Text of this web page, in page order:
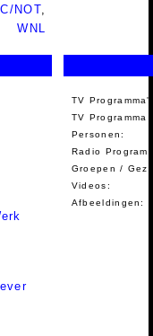
NOT
WNL
TV
TV Programma
Personen:
Radio
Groepen /
Videos:
Afbeeldingen: